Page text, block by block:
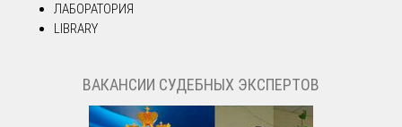
ЛАБОРАТОРИЯ
LIBRARY
ВАКАНСИИ СУДЕБНЫХ ЭКСПЕРТОВ